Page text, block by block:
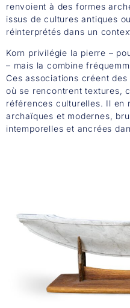
renvoient à des formes
issus de cultures antiques
réinterprétés dans un
Korn privilégie la pierre –
– mais la combine
Ces associations créent
où se rencontrent textures,
références culturelles. Il en
archaïques et modernes,
intemporelles et ancrées